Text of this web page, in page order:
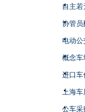
自主
协管员
电动
概念车
进口车
上海
公车采